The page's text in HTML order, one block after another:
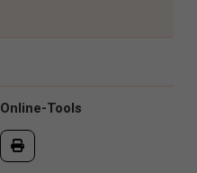
Online-Tools